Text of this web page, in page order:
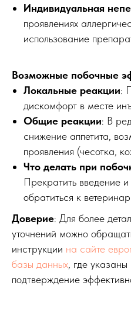
Индивидуальная
проявлениях
использование
Возможные побочные
Локальные реакции:
дискомфорт в месте
Общие реакции: В
снижение аппетита,
проявления (чесотка,
Что делать при
Прекратить введение
обратиться к
Доверие: Для более
уточнений можно
инструкции на сайте
базы данных, где
подтверждение